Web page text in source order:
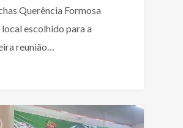
Querência Formosa
escolhido para a
reunião…